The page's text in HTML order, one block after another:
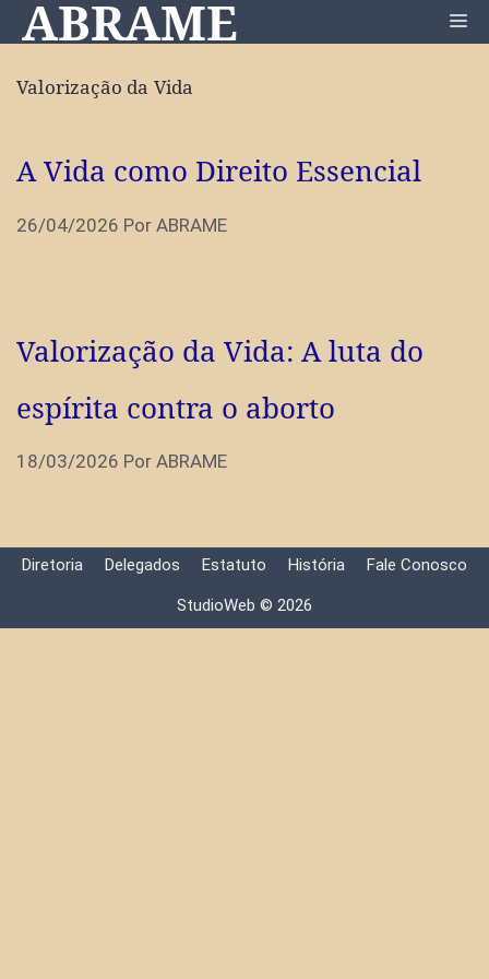
Pular
para
conteúdo
ABRAME
Valorização da Vida
A Vida como Direito Essencial
26/04/2026 Por ABRAME
Valorização da Vida: A luta do
espírita contra o aborto
18/03/2026 Por ABRAME
Diretoria Delegados Estatuto História Fale Conosco
StudioWeb © 2026